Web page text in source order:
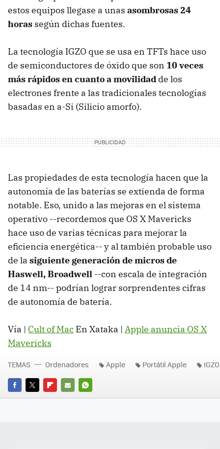
estos equipos llegase a unas asombrosas 24
horas según dichas fuentes.
La tecnología IGZO que se usa en TFTs hace uso
de semiconductores de óxido que son 10 veces
más rápidos en cuanto a movilidad de los
electrones frente a las tradicionales tecnologías
basadas en a-Si (Silicio amorfo).
Las propiedades de esta tecnología hacen que la
autonomía de las baterías se extienda de forma
notable. Eso, unido a las mejoras en el sistema
operativo --recordemos que OS X Mavericks
hace uso de varias técnicas para mejorar la
eficiencia energética-- y al también probable uso
de la siguiente generación de micros de
Haswell, Broadwell --con escala de integración
de 14 nm-- podrían lograr sorprendentes cifras
de autonomía de batería.
Vía | Cult of Mac En Xataka | Apple anuncia OS X
Mavericks
FACEBOOK
TWITTERFLIPBOARD
E-
WHATSAPP
TEMAS Ordenadores Apple Portátil Apple IGZO